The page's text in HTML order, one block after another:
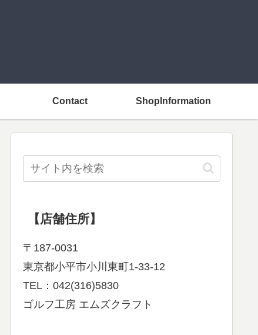
Contact ShopInformation
【店舗住所】
〒187-0031
東京都小平市小川東町1-33-12
TEL：042(316)5830
ゴルフ工房 エムズクラフト